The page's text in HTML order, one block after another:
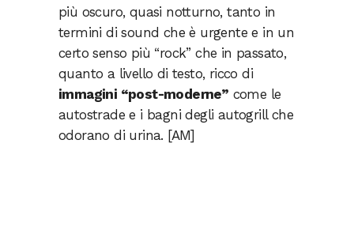
più oscuro, quasi notturno, tanto in
termini di sound che è urgente e in un
certo senso più “rock” che in passato,
quanto a livello di testo, ricco di
immagini “post-moderne” come le
autostrade e i bagni degli autogrill che
odorano di urina. [AM]